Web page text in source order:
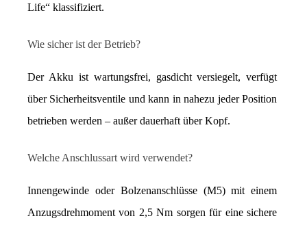
Life“ klassifiziert.
Wie sicher ist der Betrieb?
Der Akku ist wartungsfrei, gasdicht versiegelt, verfügt
über Sicherheitsventile und kann in nahezu jeder Position
betrieben werden – außer dauerhaft über Kopf.
Welche Anschlussart wird verwendet?
Innengewinde oder Bolzenanschlüsse (M5) mit einem
Anzugsdrehmoment von 2,5 Nm sorgen für eine sichere